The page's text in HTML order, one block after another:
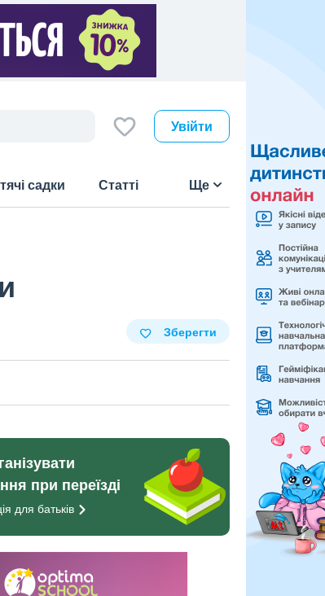
Увійти
садки Статті Ще
Зберегти
при переїзді
для батьків